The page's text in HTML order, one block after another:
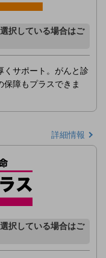
択している場合はご
くサポート。がんと診
保障もプラスできま
詳細情報
択している場合はご